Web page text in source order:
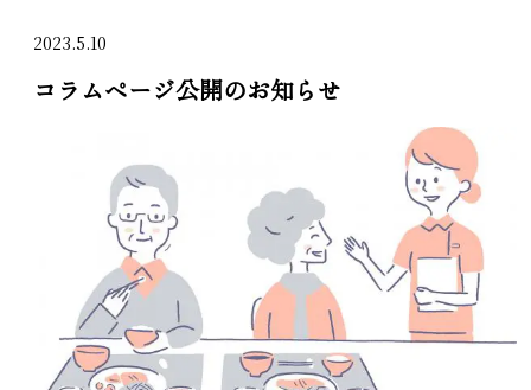
2023.5.10
コラムページ公開のお知らせ